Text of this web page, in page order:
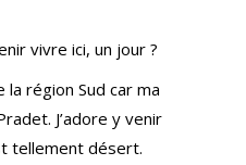
vivre ici, un jour ?
région Sud car ma
J’adore y venir
tellement désert.